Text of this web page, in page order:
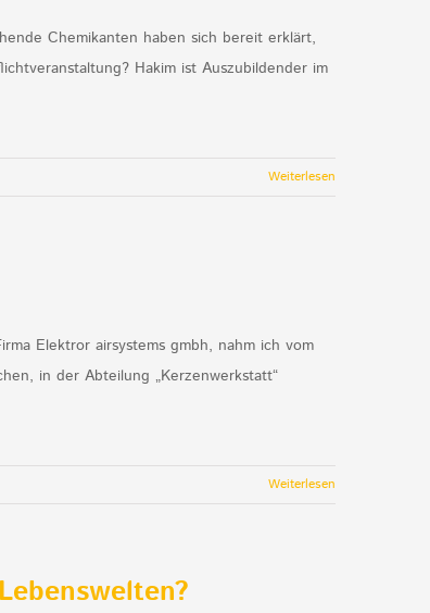
Chemikanten haben sich bereit erklärt,
Hakim ist Auszubildender im
Weiterlesen
Elektror airsystems gmbh, nahm ich vom
in der Abteilung „Kerzenwerkstatt“
Weiterlesen